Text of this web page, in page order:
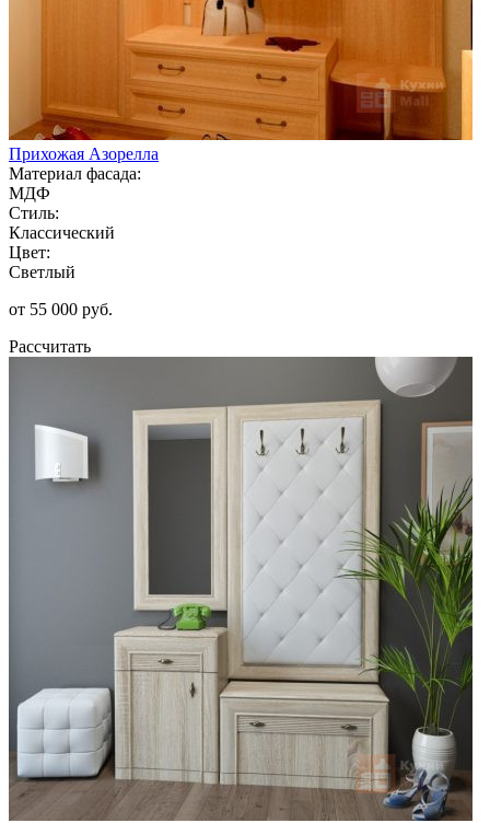
Прихожая Азорелла
Материал фасада:
МДФ
Стиль:
Классический
Цвет:
Светлый
от 55 000 руб.
Рассчитать